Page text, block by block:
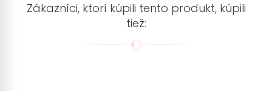
Zákazníci, ktorí kúpili tento produkt, kúpili
tiež: